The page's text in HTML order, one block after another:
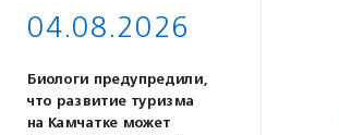
04.08.2026
Биологи предупредили,
что развитие туризма
на Камчатке может